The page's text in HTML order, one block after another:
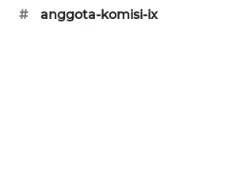
#
anggota-komisi-ix
MEDAN
NEWS